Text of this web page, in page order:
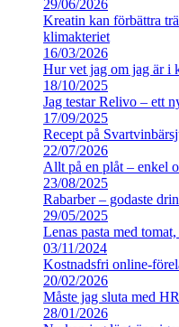
29/06/2026
Kreatin kan förbättra
klimakteriet
16/03/2026
Hur vet jag om jag är i
18/10/2025
Jag testar Relivo – ett
17/09/2025
Recept på
22/07/2026
Allt på en plåt – enkel
23/08/2025
Rabarber – godaste
29/05/2025
Lenas pasta med
03/11/2024
Kostnadsfri online-
20/02/2026
Måste jag sluta med
28/01/2026